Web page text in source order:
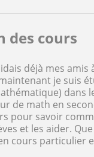
des cours
déjà mes
je suis
dans
de math en
pour savoir
et les aider.
cours particulier